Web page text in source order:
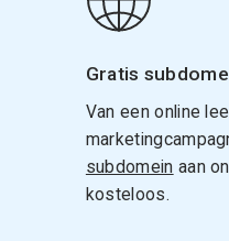
Gratis
Van een online
subdomein aan
kosteloos.